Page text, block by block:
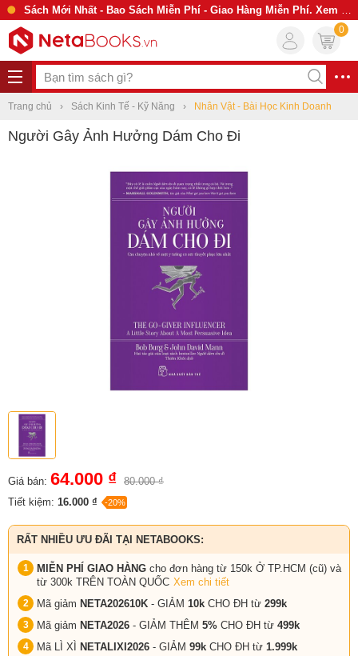
Sách Mới Nhất - Bao Sách Miễn Phí - Giao Hàng Miễn Phí. Xem Ngay
0
Trang chủ Sách Kinh Tế - Kỹ Năng Nhân Vật - Bài Học Kinh Doanh
Người Gây Ảnh Hưởng Dám Cho Đi
Giá bán: 64.000 ₫ 80.000 ₫
Tiết kiệm: 16.000 ₫ -20%
RẤT NHIỀU ƯU ĐÃI TẠI NETABOOKS:
MIỄN PHÍ GIAO HÀNG cho đơn hàng từ 150k Ở TP.HCM (cũ) và
từ 300k TRÊN TOÀN QUỐC Xem chi tiết
Mã giảm NETA202610K - GIẢM 10k CHO ĐH từ 299k
Mã giảm NETA2026 - GIẢM THÊM 5% CHO ĐH từ 499k
Mã LÌ XÌ NETALIXI2026 - GIẢM 99k CHO ĐH từ 1.999k